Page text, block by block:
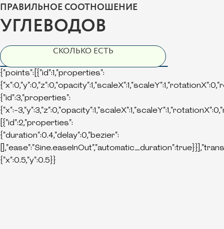
ПРАВИЛЬНОЕ СООТНОШЕНИЕ
УГЛЕВОДОВ
СКОЛЬКО ЕСТЬ
{"points":[{"id":1,"properties":
{"id":3,"properties":
{"x":-
[{"id":2,"properties":
{"duration":0.4,"delay":0,"bezier":
{"x":0.5,"y":0.5}}